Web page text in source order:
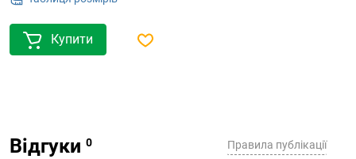
Купити
Відгуки Правила публікації